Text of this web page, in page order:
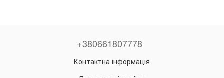
+380661807778
Контактна інформація